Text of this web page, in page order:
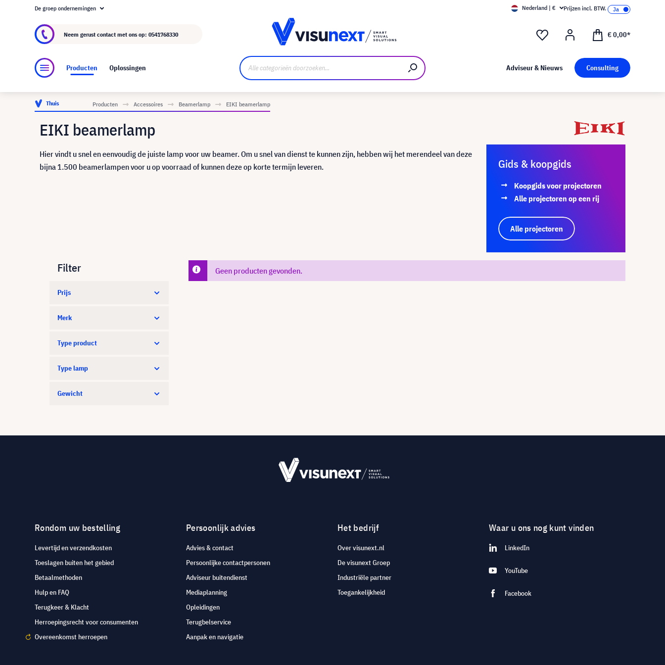
Over visunext.nl
De groep ondernemingen Nederland | € Prijzen incl. BTW.
Neem gerust contact met ons op: 0541768330 € 0,00*
Producten Oplossingen Adviseur & Nieuws Consulting
Thuis Producten Accessoires Beamerlamp EIKI beamerlamp
EIKI beamerlamp
Hier vindt u snel en eenvoudig de juiste lamp voor uw beamer. Om u snel van dienst te kunnen zijn, hebben wij het merendeel van deze
bijna 1.500 beamerlampen voor u op voorraad of kunnen deze op korte termijn leveren.
Gids & koopgids
Koopgids voor projectoren
Alle projectoren op een rij
Alle projectoren
Filter
Prijs
Merk
Type product
Type lamp
Gewicht
Geen producten gevonden.
Rondom uw bestelling
Levertijd en verzendkosten
Toeslagen buiten het gebied
Betaalmethoden
Hulp en FAQ
Terugkeer & Klacht
Herroepingsrecht voor consumenten
Overeenkomst herroepen
Persoonlijk advies
Advies & contact
Persoonlijke contactpersonen
Adviseur buitendienst
Mediaplanning
Opleidingen
Terugbelservice
Aanpak en navigatie
Het bedrijf
Over visunext.nl
De visunext Groep
Industriële partner
Toegankelijkheid
Waar u ons nog kunt vinden
LinkedIn
YouTube
Facebook